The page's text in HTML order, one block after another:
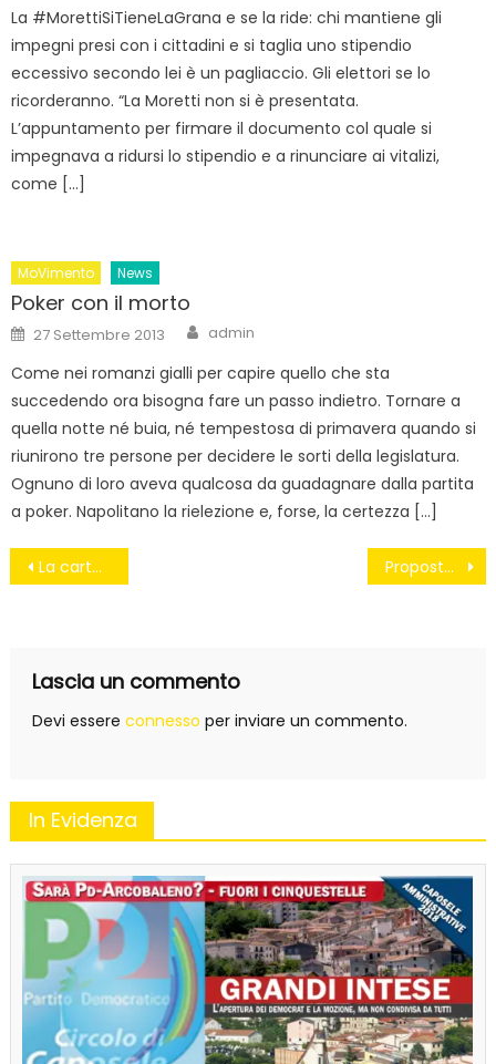
La #MorettiSiTieneLaGrana e se la ride: chi mantiene gli
impegni presi con i cittadini e si taglia uno stipendio
eccessivo secondo lei è un pagliaccio. Gli elettori se lo
ricorderanno. “La Moretti non si è presentata.
L’appuntamento per firmare il documento col quale si
impegnava a ridursi lo stipendio e a rinunciare ai vitalizi,
come […]
MoVimento News
Poker con il morto
Posted
on
27 Settembre 2013 Author
admin
Come nei romanzi gialli per capire quello che sta
succedendo ora bisogna fare un passo indietro. Tornare a
quella notte né buia, né tempestosa di primavera quando si
riunirono tre persone per decidere le sorti della legislatura.
Ognuno di loro aveva qualcosa da guadagnare dalla partita
a poker. Napolitano la rielezione e, forse, la certezza […]
Navigazione
La carta stampata contro la diffusione della cultura Proposte5Stelle: Richiesta di adozione del “BILANCIO PARTECIPATIVO”
Lascia un commento
Devi essere connesso per inviare un commento.
In Evidenza